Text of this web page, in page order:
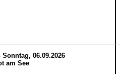
06.09.2026
am See